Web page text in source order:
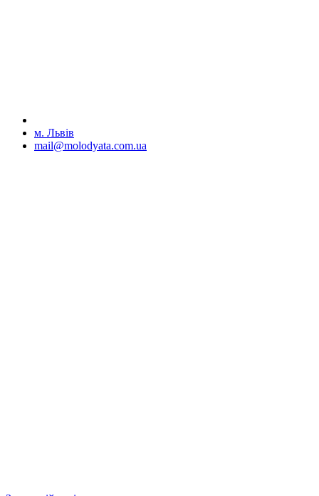
м. Львів
mail@molodyata.com.ua